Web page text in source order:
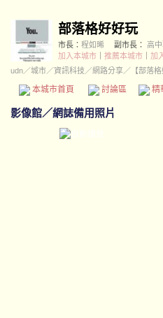
部落格好好玩
市長： 程如晞 副市長： 高
加入本城市
推薦本城市 加
udn／城市／資訊科技 ／網路分享／ 【部落
本城市首頁 討論區 精
影像館／網誌備用照片